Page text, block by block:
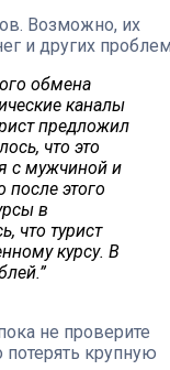
Возможно, их
и других
обмена
каналы
предложил
что это
с мужчиной и
после этого
в
что турист
курсу. В
не проверите
крупную